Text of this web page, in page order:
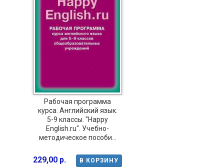
Рабочая программа
курса. Английский язык.
5-9 классы. "Happy
English.ru". Учебно-
методическое пособи...
В КОРЗИНУ
229,00 р.